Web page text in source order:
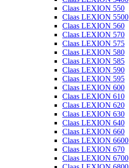
Claas LEXION 550
Claas LEXION 5500
Claas LEXION 560
Claas LEXION 570
Claas LEXION 575
Claas LEXION 580
Claas LEXION 585
Claas LEXION 590
Claas LEXION 595
Claas LEXION 600
Claas LEXION 610
Claas LEXION 620
Claas LEXION 630
Claas LEXION 640
Claas LEXION 660
Claas LEXION 6600
Claas LEXION 670
Claas LEXION 6700